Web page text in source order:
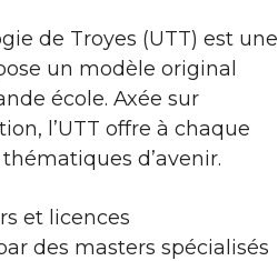
de Troyes (UTT) est une
un modèle original
école. Axée sur
l’UTT offre à chaque
d’avenir.
et licences
des masters spécialisés